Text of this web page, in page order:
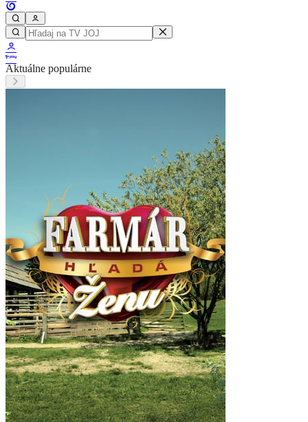
Aktuálne populárne